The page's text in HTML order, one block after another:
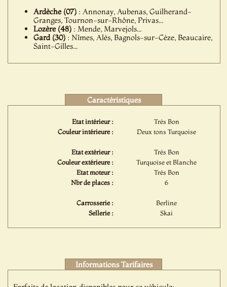
Ardèche (07) : Annonay, Aubenas, Guilherand-
Granges, Tournon-sur-Rhône, Privas...
Lozère (48) : Mende, Marvejols...
Gard (30) : Nîmes, Alès, Bagnols-sur-Cèze, Beaucaire,
Saint-Gilles...
Caractéristiques
Etat intérieur :
Très Bon
Couleur intérieure :
Deux tons Turquoise
Etat extérieur :
Très Bon
Couleur extérieure :
Turquoise et Blanche
Etat moteur :
Très Bon
Nbr de places :
6
Carrosserie :
Berline
Sellerie :
Skai
Informations Tarifaires